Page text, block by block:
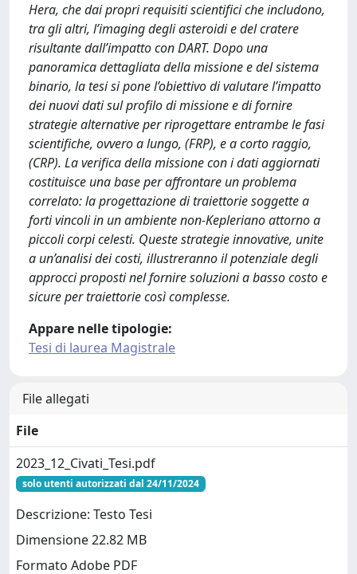
Hera, che dai propri requisiti scientifici che includono,
tra gli altri, l’imaging degli asteroidi e del cratere
risultante dall’impatto con DART. Dopo una
panoramica dettagliata della missione e del sistema
binario, la tesi si pone l’obiettivo di valutare l’impatto
dei nuovi dati sul profilo di missione e di fornire
strategie alternative per riprogettare entrambe le fasi
scientifiche, ovvero a lungo, (FRP), e a corto raggio,
(CRP). La verifica della missione con i dati aggiornati
costituisce una base per affrontare un problema
correlato: la progettazione di traiettorie soggette a
forti vincoli in un ambiente non-Kepleriano attorno a
piccoli corpi celesti. Queste strategie innovative, unite
a un’analisi dei costi, illustreranno il potenziale degli
approcci proposti nel fornire soluzioni a basso costo e
sicure per traiettorie così complesse.
Appare nelle tipologie:
Tesi di laurea Magistrale
File allegati
File
2023_12_Civati_Tesi.pdf
solo utenti autorizzati dal 24/11/2024
Descrizione: Testo Tesi
Dimensione 22.82 MB
Formato Adobe PDF